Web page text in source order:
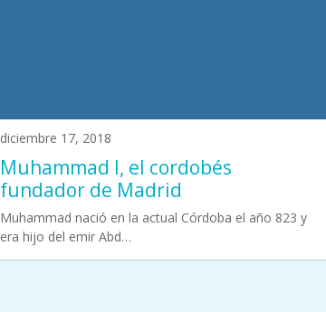
diciembre 17, 2018
Muhammad I, el cordobés
fundador de Madrid
Muhammad nació en la actual Córdoba el año 823 y
era hijo del emir Abd…